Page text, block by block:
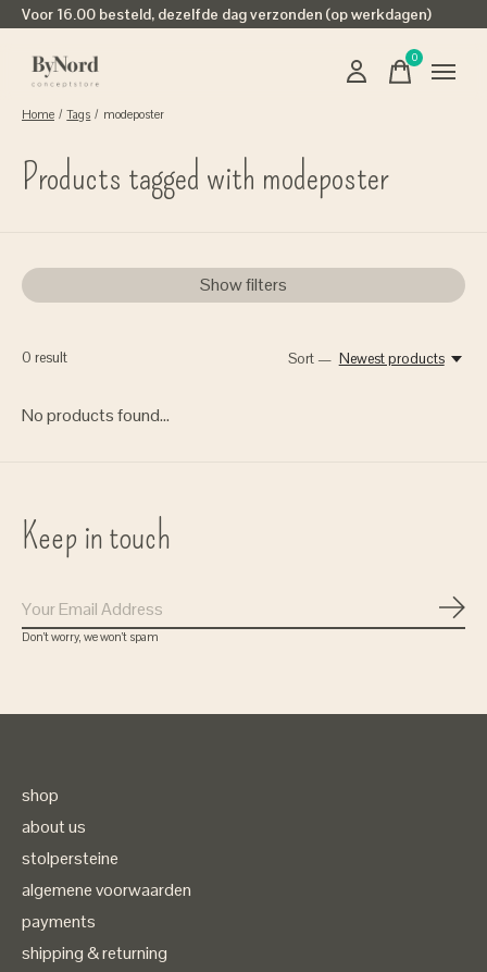
Voor 16.00 besteld, dezelfde dag verzonden (op werkdagen)
0items
Home / Tags / modeposter
Products tagged with modeposter
Show filters
0 result Sort — Newest products
No products found...
Keep in touch
Don’t worry, we won’t spam
shop
about us
stolpersteine
algemene voorwaarden
payments
shipping & returning